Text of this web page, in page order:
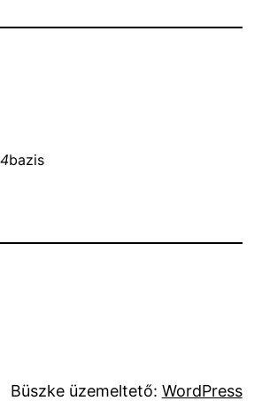
bazis
Büszke üzemeltető: WordPress